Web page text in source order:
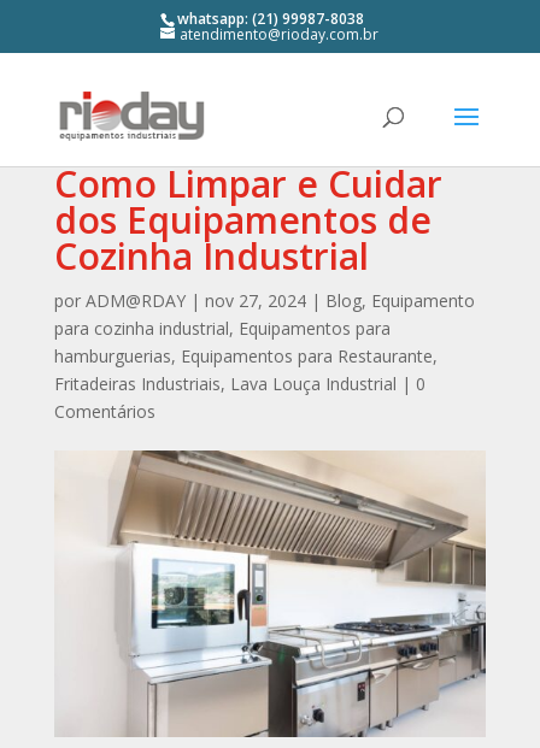
whatsapp: (21) 99987-8038
atendimento@rioday.com.br
Como Limpar e Cuidar
dos Equipamentos de
Cozinha Industrial
por ADM@RDAY| nov 27, 2024| Blog, Equipamento
para cozinha industrial, Equipamentos para
hamburguerias, Equipamentos para Restaurante,
Fritadeiras Industriais, Lava Louça Industrial | 0
Comentários